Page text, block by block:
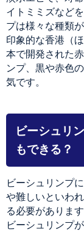
イトミミズなど
プは様々な種類
印象的な香港（
本で開発された
ンプ、黒や赤色
気です。
ビーシュリ
もできる？
ビーシュリンプ
や難しいといわ
る必要がありま
ビーシュリンプ